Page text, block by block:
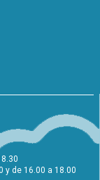
y de 16.00 a 18.00